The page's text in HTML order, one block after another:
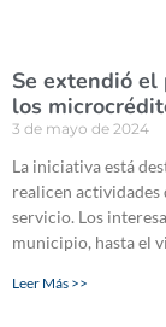
Se extendió el
los
3 de mayo de 2024
La iniciativa está
realicen
servicio. Los
municipio, hasta el
Leer Más >>